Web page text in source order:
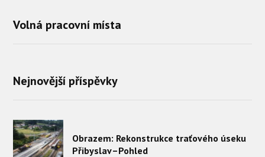
Volná pracovní místa
Nejnovější příspěvky
Obrazem: Rekonstrukce traťového úseku
Přibyslav–Pohled